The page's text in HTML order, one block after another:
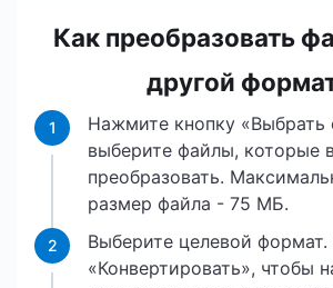
Как преобразовать
другой
1
Нажмите кнопку «Выбрать
выберите файлы, которые
преобразовать.
размер файла - 75 МБ.
2
Выберите целевой
«Конвертировать», чтобы